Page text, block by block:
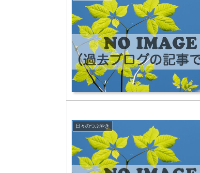
日々のつぶやき